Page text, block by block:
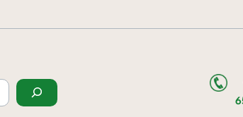
2.975,00 €.2.073,00